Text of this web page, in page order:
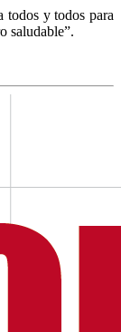
todos y todos para
saludable”.